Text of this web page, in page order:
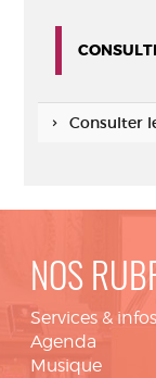
Consulter
NOS
Services &
Agenda
Musique